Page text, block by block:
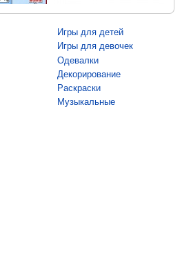
Игры для детей
Игры для девочек
Одевалки
Декорирование
Раскраски
Музыкальные